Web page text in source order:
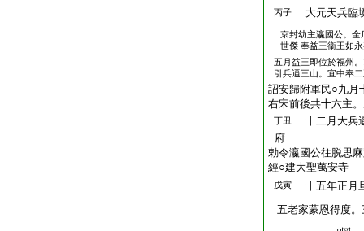
丙子 大元天兵
京封幼主瀛國公。全
世傑 奉益王衞王如
五月益王即位於福州
引兵逼三山。宜中奉
詔安歸附軍民○九月
右宋前後共十六主
丁丑
十二月大兵
府
勅令瀛國公往脱思
經○建大聖萬安寺
戊寅
十五年正月
五老家蒙恩得度。